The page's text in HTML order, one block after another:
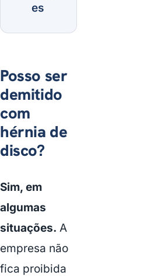
es
Posso ser
demitido
com
hérnia de
disco?
Sim, em
algumas
situações. A
empresa não
fica proibida